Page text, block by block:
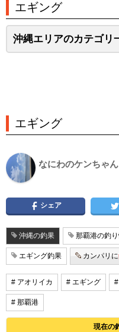
エギング
沖縄エリアのカテゴリ
エギング
なにわのケンちゃん
シェア
沖縄の釣果 那覇港の釣
エギング釣果 カンパリに
# アオリイカ # エギング
# 那覇港
現在の